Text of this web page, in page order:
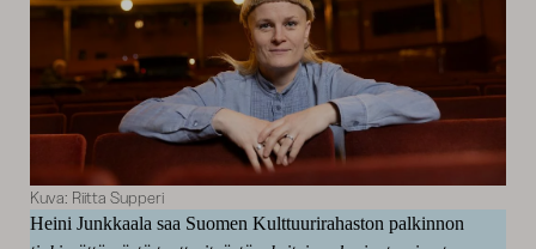
Kuva: Riitta Supperi
Heini Junkkaala saa Suomen Kulttuurirahaston palkinnon